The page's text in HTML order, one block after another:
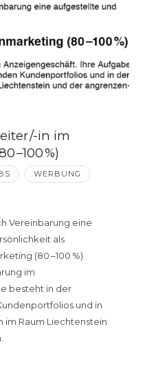
/-in im
–100 %)
WERBUNG
Vereinbarung eine
als
(80 –100 %)
im
besteht in der
und in
im Raum Liechtenstein